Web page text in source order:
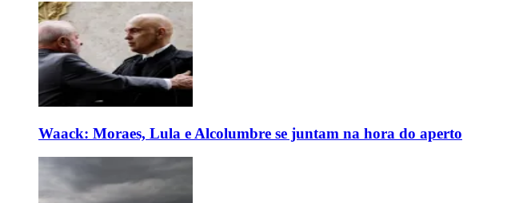
Waack: Moraes, Lula e Alcolumbre se juntam na hora do aperto